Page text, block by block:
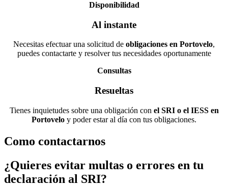
Disponibilidad
Al instante
Necesitas efectuar una solicitud de obligaciones en Portovelo,
puedes contactarte y resolver tus necesidades oportunamente
Consultas
Resueltas
Tienes inquietudes sobre una obligación con el SRI o el IESS en
Portovelo y poder estar al día con tus obligaciones.
Como contactarnos
¿Quieres evitar multas o errores en tu
declaración al SRI?